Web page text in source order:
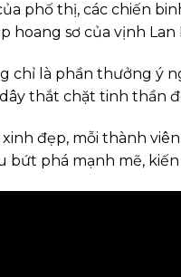
phố thị, các chiến
hoang sơ của vịnh
chỉ là phần thưởng ý
dây thắt chặt tinh thần
xinh đẹp, mỗi thành
bứt phá mạnh mẽ,